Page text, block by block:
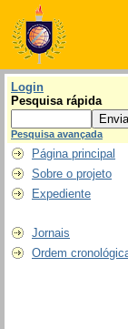
Login
Pesquisa rápida
Pesquisa avançada
Página principal
Sobre o projeto
Expediente
Jornais
Ordem